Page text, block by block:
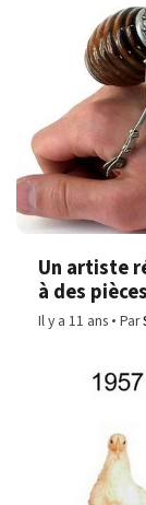
Un artiste
à des
Il y a 11 ans Par